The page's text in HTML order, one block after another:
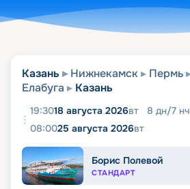
Казань Нижнекамск Пермь
Елабуга
Казань
19:3018 августа 2026вт 8 дн/7 нч
08:0025 августа 2026вт
Борис Полевой
СТАНДАРТ